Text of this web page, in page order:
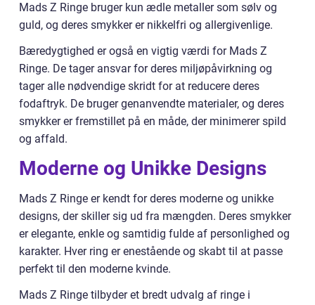
Mads Z Ringe bruger kun ædle metaller som sølv og
guld, og deres smykker er nikkelfri og allergivenlige.
Bæredygtighed er også en vigtig værdi for Mads Z
Ringe. De tager ansvar for deres miljøpåvirkning og
tager alle nødvendige skridt for at reducere deres
fodaftryk. De bruger genanvendte materialer, og deres
smykker er fremstillet på en måde, der minimerer spild
og affald.
Moderne og Unikke Designs
Mads Z Ringe er kendt for deres moderne og unikke
designs, der skiller sig ud fra mængden. Deres smykker
er elegante, enkle og samtidig fulde af personlighed og
karakter. Hver ring er enestående og skabt til at passe
perfekt til den moderne kvinde.
Mads Z Ringe tilbyder et bredt udvalg af ringe i